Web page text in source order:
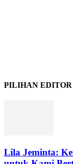
PILIHAN EDITOR
Lila Jeminta: